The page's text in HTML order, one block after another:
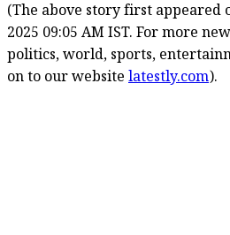
(The above story first appeared
2025 09:05 AM IST. For more
politics, world, sports,
on to our website latestly.com).